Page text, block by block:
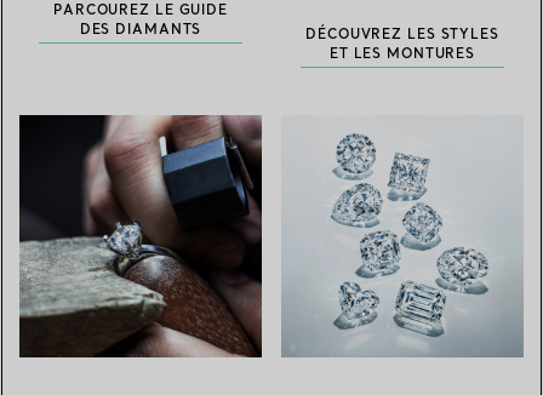
PARCOUREZ LE GUIDE
DES DIAMANTS
DÉCOUVREZ LES STYLES
ET LES MONTURES